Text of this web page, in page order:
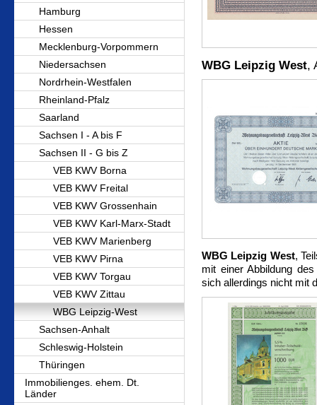
Hamburg
Hessen
Mecklenburg-Vorpommern
Niedersachsen
Nordrhein-Westfalen
Rheinland-Pfalz
Saarland
Sachsen I - A bis F
Sachsen II - G bis Z
VEB KWV Borna
VEB KWV Freital
VEB KWV Grossenhain
VEB KWV Karl-Marx-Stadt
VEB KWV Marienberg
VEB KWV Pirna
VEB KWV Torgau
VEB KWV Zittau
WBG Leipzig-West
Sachsen-Anhalt
Schleswig-Holstein
Thüringen
Immobilienges. ehem. Dt.
Länder
WBG Leipzig West,
WBG Leipzig West,
mit einer Abbildung
sich allerdings nicht mit